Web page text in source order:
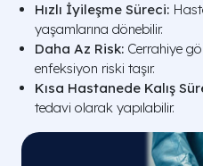
Hızlı İyileşme Süreci:
yaşamlarına dönebilir.
Daha Az Risk: Cerrahiye
enfeksiyon riski taşır.
Kısa Hastanede Kalış
tedavi olarak yapılabilir.